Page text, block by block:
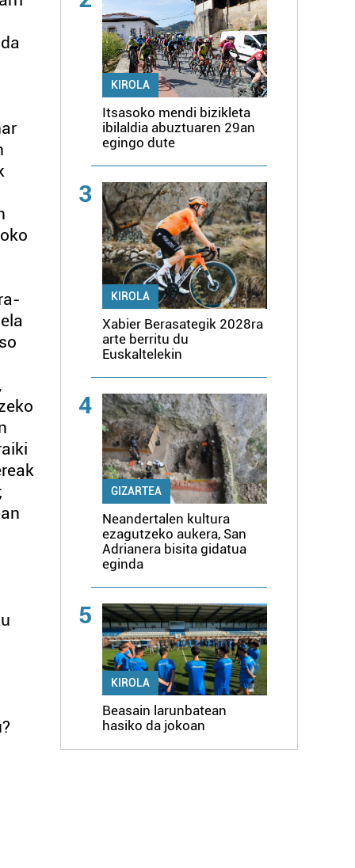
KIROLA
Itsasoko mendi bizikleta
ibilaldia abuztuaren 29an
egingo dute
3
KIROLA
Xabier Berasategik 2028ra
arte berritu du
Euskaltelekin
4
GIZARTEA
Neandertalen kultura
ezagutzeko aukera, San
Adrianera bisita gidatua
eginda
5
KIROLA
Beasain larunbatean
hasiko da jokoan